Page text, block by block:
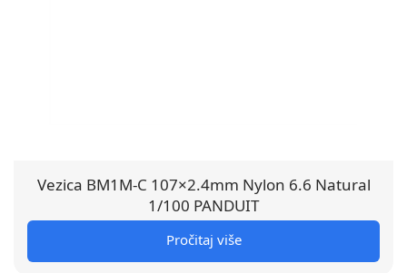
Vezica BM1M-C 107×2.4mm Nylon 6.6 Natural
1/100 PANDUIT
Pročitaj više